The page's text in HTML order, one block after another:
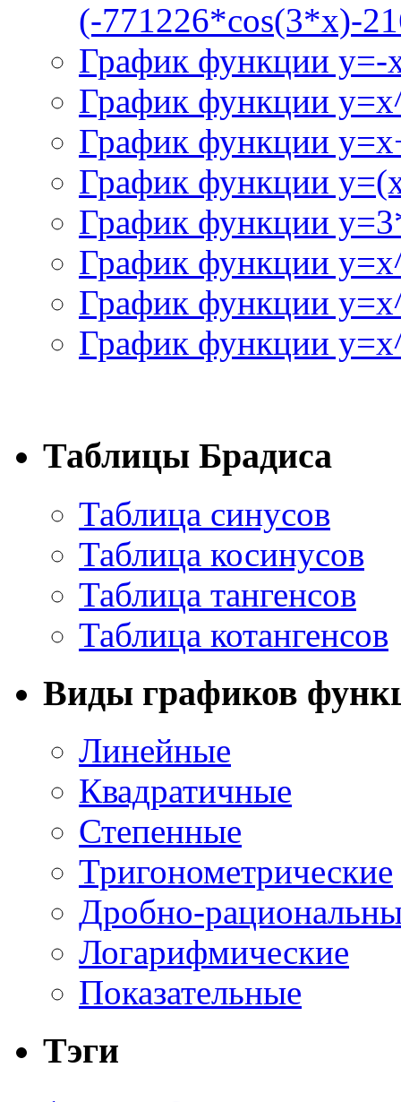
(-771226*cos(3*x)-
График функции
График функции
График функции
График функции
График функции
График функции
График функции
График функции
Таблицы Брадиса
Таблица синусов
Таблица косинусов
Таблица тангенсов
Таблица котангенсов
Виды графиков
Линейные
Квадратичные
Степенные
Тригонометрические
Дробно-
Логарифмические
Показательные
Тэги